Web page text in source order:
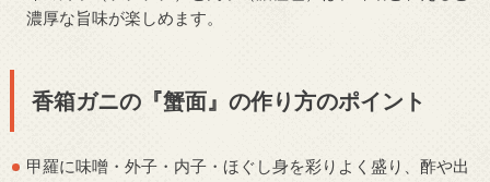
濃厚な旨味が楽しめます。
香箱ガニの『蟹面』の作り方のポイント
甲羅に味噌・外子・内子・ほぐし身を彩りよく盛り、酢や出